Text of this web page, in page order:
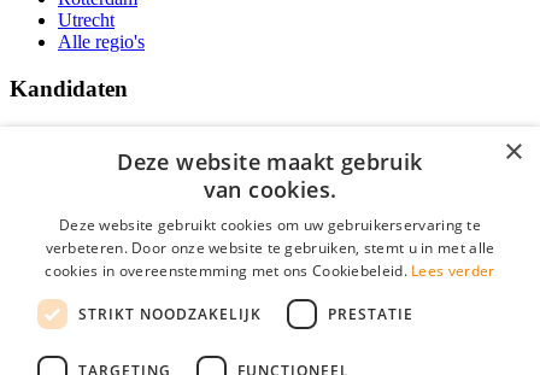
Utrecht
Alle regio's
Kandidaten
Vacatures
Over Vacatures Overheid Online
YoungCapital IOS App
YoungCapital Android App
×
Deze website maakt gebruik
van cookies.
Deze website gebruikt cookies om uw gebruikerservaring te
verbeteren. Door onze website te gebruiken, stemt u in met alle
cookies in overeenstemming met ons Cookiebeleid. Lees verder
STRIKT NOODZAKELIJK PRESTATIE
TARGETING FUNCTIONEEL